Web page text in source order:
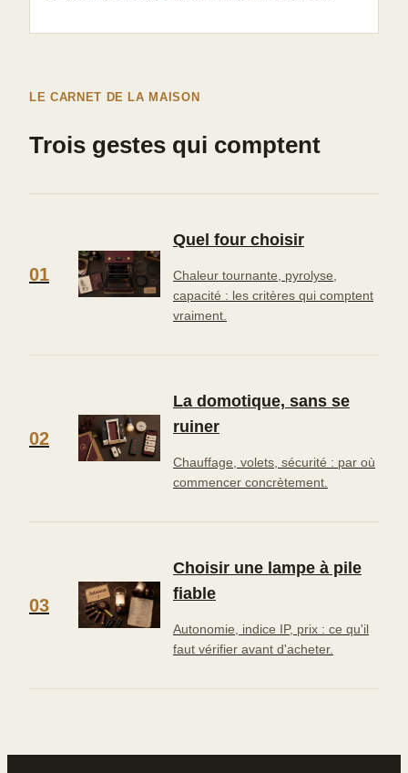
LE CARNET DE LA MAISON
Trois gestes qui comptent
01
Quel four choisir
Chaleur tournante, pyrolyse,
capacité : les critères qui comptent
vraiment.
02
La domotique, sans se
ruiner
Chauffage, volets, sécurité : par où
commencer concrètement.
03
Choisir une lampe à pile
fiable
Autonomie, indice IP, prix : ce qu'il
faut vérifier avant d'acheter.